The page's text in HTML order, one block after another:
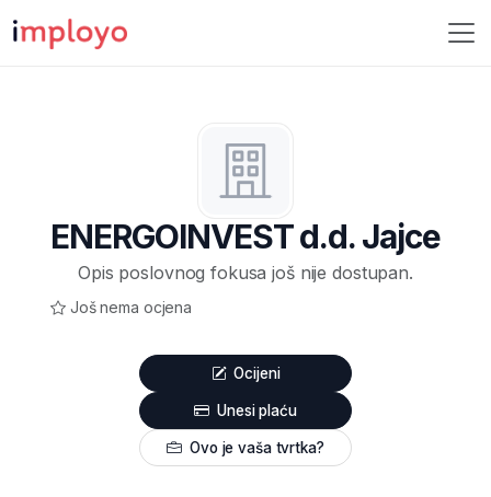
ENERGOINVEST d.d. Jajce
Opis poslovnog fokusa još nije dostupan.
Još nema ocjena
Ocijeni
Unesi plaću
Ovo je vaša tvrtka?